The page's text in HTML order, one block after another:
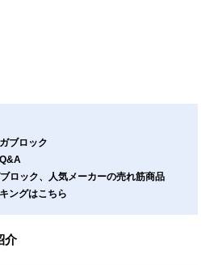
ブロック
ロック、人気メーカーの売れ筋商品
ングはこちら
介